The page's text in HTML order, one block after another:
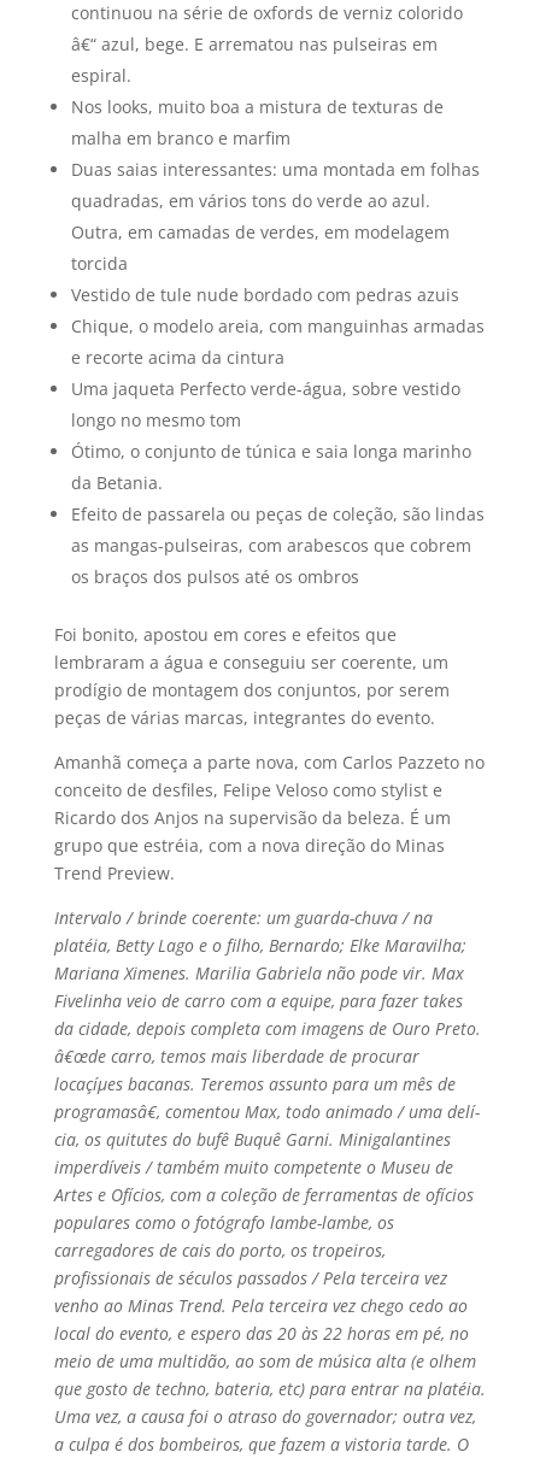
continuou na série de oxfords de verniz colorido
â€“ azul, bege. E arrematou nas pulseiras em
espiral.
Nos looks, muito boa a mistura de texturas de
malha em branco e marfim
Duas saias interessantes: uma montada em folhas
quadradas, em vários tons do verde ao azul.
Outra, em camadas de verdes, em modelagem
torcida
Vestido de tule nude bordado com pedras azuis
Chique, o modelo areia, com manguinhas armadas
e recorte acima da cintura
Uma jaqueta Perfecto verde-água, sobre vestido
longo no mesmo tom
Ótimo, o conjunto de túnica e saia longa marinho
da Betania.
Efeito de passarela ou peças de coleção, são lindas
as mangas-pulseiras, com arabescos que cobrem
os braços dos pulsos até os ombros
Foi bonito, apostou em cores e efeitos que
lembraram a água e conseguiu ser coerente, um
prodí­gio de montagem dos conjuntos, por serem
peças de várias marcas, integrantes do evento.
Amanhã começa a parte nova, com Carlos Pazzeto no
conceito de desfiles, Felipe Veloso como stylist e
Ricardo dos Anjos na supervisão da beleza. É um
grupo que estréia, com a nova direção do Minas
Trend Preview.
Intervalo / brinde coerente: um guarda-chuva / na
platéia, Betty Lago e o filho, Bernardo; Elke Maravilha;
Mariana Ximenes. Marilia Gabriela não pode vir. Max
Fivelinha veio de carro com a equipe, para fazer takes
da cidade, depois completa com imagens de Ouro Preto.
â€œde carro, temos mais liberdade de procurar
locaçíµes bacanas. Teremos assunto para um mês de
programasâ€, comentou Max, todo animado / uma delí­
cia, os quitutes do bufê Buquê Garni. Minigalantines
imperdí­veis / também muito competente o Museu de
Artes e Ofí­cios, com a coleção de ferramentas de ofí­cios
populares como o fotógrafo lambe-lambe, os
carregadores de cais do porto, os tropeiros,
profissionais de séculos passados / Pela terceira vez
venho ao Minas Trend. Pela terceira vez chego cedo ao
local do evento, e espero das 20 às 22 horas em pé, no
meio de uma multidão, ao som de música alta (e olhem
que gosto de techno, bateria, etc) para entrar na platéia.
Uma vez, a causa foi o atraso do governador; outra vez,
a culpa é dos bombeiros, que fazem a vistoria tarde. O